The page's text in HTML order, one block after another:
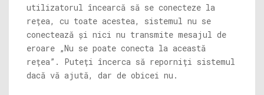
utilizatorul încearcă să se conecteze la
rețea, cu toate acestea, sistemul nu se
conectează și nici nu transmite mesajul de
eroare „Nu se poate conecta la această
rețea”. Puteți încerca să reporniți sistemul
dacă vă ajută, dar de obicei nu.